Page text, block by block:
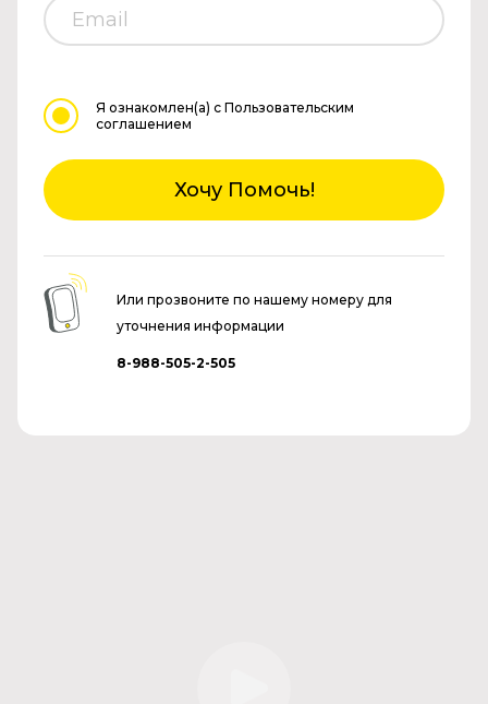
Я ознакомлен(а) с Пользовательским
соглашением
Хочу Помочь!
Или прозвоните по нашему номеру для
уточнения информации
8-988-505-2-505